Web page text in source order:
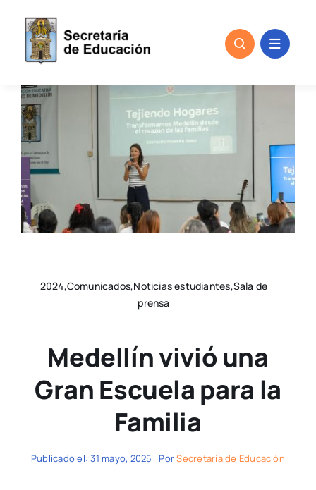
content
2024,Comunicados,Noticias estudiantes,Sala de
prensa
Medellín vivió una
Gran Escuela para la
Familia
Publicado el: 31 mayo, 2025 PorSecretaría de Educación